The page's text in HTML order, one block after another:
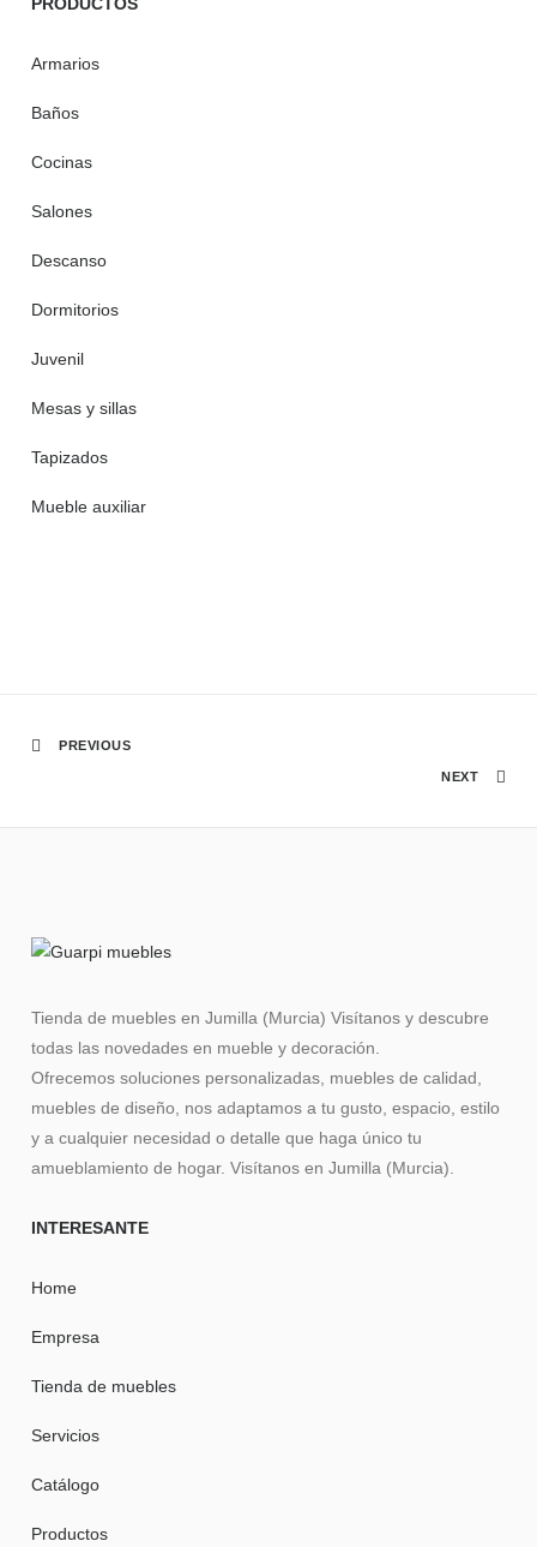
Armarios
Baños
Cocinas
Salones
Descanso
Dormitorios
Juvenil
Mesas y sillas
Tapizados
Mueble auxiliar
PREVIOUS
NEXT
Tienda de muebles en Jumilla (Murcia) Visítanos y descubre
todas las novedades en mueble y decoración.
Ofrecemos soluciones personalizadas, muebles de calidad,
muebles de diseño, nos adaptamos a tu gusto, espacio, estilo
y a cualquier necesidad o detalle que haga único tu
amueblamiento de hogar. Visítanos en Jumilla (Murcia).
INTERESANTE
Home
Empresa
Tienda de muebles
Servicios
Catálogo
Productos